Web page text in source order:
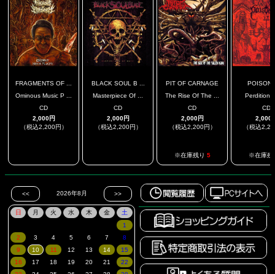
FRAGMENTS OF ...
Ominous Music P ...
CD
2,000円
（税込2,200円）
BLACK SOUL B ...
Masterpiece Of ...
CD
2,000円
（税込2,200円）
PIT OF CARNAGE
The Rise Of The ...
CD
2,000円
（税込2,200円）
※在庫残り 5
CD
2,000
（税込
※在庫残